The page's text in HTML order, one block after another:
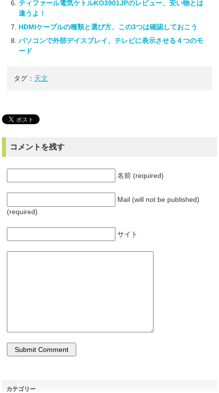
ティファール電気ケトルKO3901JPのレビュー、安い物とは
違うよ！
HDMIケーブルの種類と選び方、この3つは確認しておこう
パソコンで外部デイスプレイ、テレビに表示させる４つのモ
ード
タグ： 天文
コメントを残す
名前 (required)
Mail (will not be published)
(required)
サイト
カテゴリー